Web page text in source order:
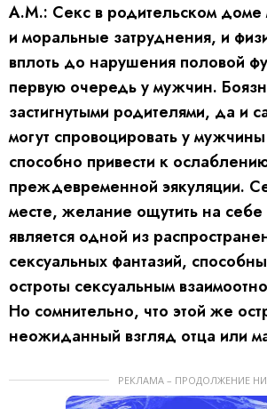
А.М.: Секс в родительском доме
и моральные затруднения, и
вплоть до нарушения половой
первую очередь у мужчин.
застигнутыми родителями, да и
могут спровоцировать у
способно привести к
преждевременной эякуляции.
месте, желание ощутить на
является одной из
сексуальных фантазий,
остроты сексуальным
Но сомнительно, что этой же
неожиданный взгляд отца или
РЕКЛАМА – ПРОДОЛЖЕНИЕ